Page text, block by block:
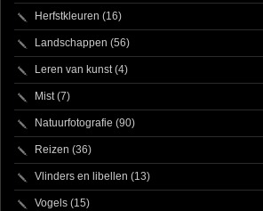
Herfstkleuren (16)
Landschappen (56)
Leren van kunst(4)
Mist(7)
Natuurfotografie (90)
Reizen (36)
Vlinders en libellen (13)
Vogels (15)